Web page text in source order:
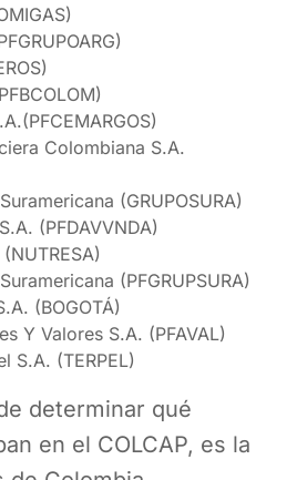
Colombiana S.A.
(GRUPOSURA)
(PFDAVVNDA)
(PFGRUPSURA)
(BOGOTÁ)
Y Valores S.A. (PFAVAL)
S.A. (TERPEL)
determinar qué
en el COLCAP, es la